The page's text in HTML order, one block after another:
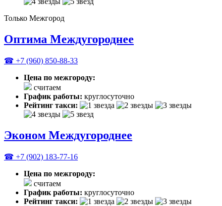
Только Межгород
Оптима Междугороднее
☎ +7 (960) 850-88-33
Цена по межгороду:
считаем
График работы: круглосуточно
Рейтинг такси:
Эконом Междугороднее
☎ +7 (902) 183-77-16
Цена по межгороду:
считаем
График работы: круглосуточно
Рейтинг такси: